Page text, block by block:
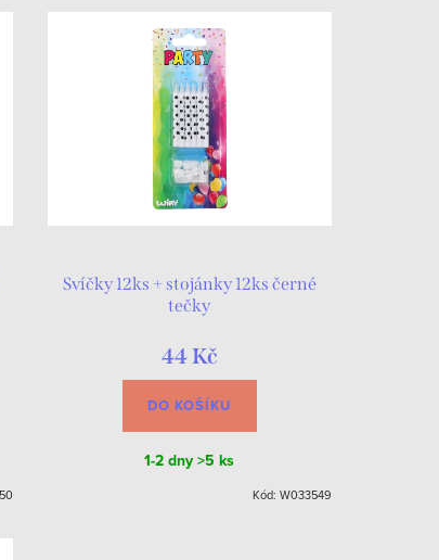
Svíčky 12ks + stojánky 12ks černé
tečky
44 Kč
DO KOŠÍKU
1-2 dny>5 ks
Kód: W033549